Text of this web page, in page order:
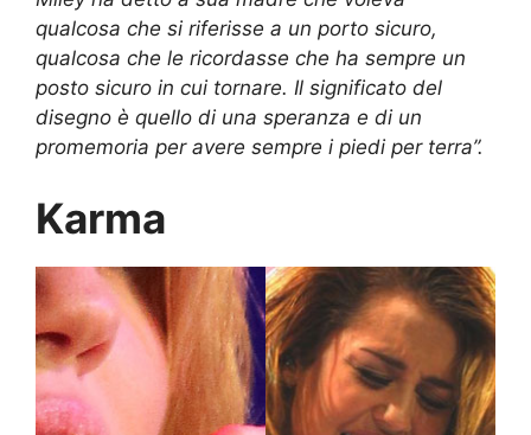
qualcosa che si riferisse a un porto sicuro,
qualcosa che le ricordasse che ha sempre un
posto sicuro in cui tornare. Il significato del
disegno è quello di una speranza e di un
promemoria per avere sempre i piedi per terra”.
Karma